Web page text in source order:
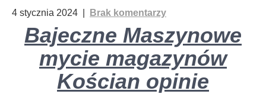
4 stycznia 2024 Brak komentarzy
Bajeczne Maszynowe
mycie magazynów
Kościan opinie